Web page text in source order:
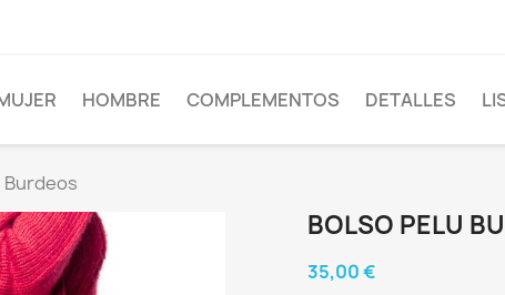
HOMBRE COMPLEMENTOS DETALLES
Burdeos
BOLSO PELU
35,00 €